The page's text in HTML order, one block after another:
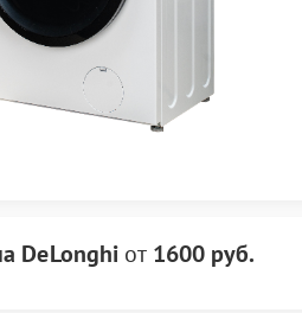
DeLonghi от 1600 руб.